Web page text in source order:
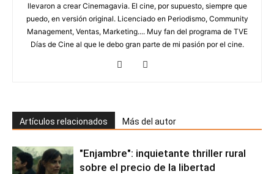
llevaron a crear Cinemagavia. El cine, por supuesto, siempre que
puedo, en versión original. Licenciado en Periodismo, Community
Management, Ventas, Marketing.... Muy fan del programa de TVE
Días de Cine al que le debo gran parte de mi pasión por el cine.
Artículos relacionados Más del autor
"Enjambre": inquietante thriller rural
sobre el precio de la libertad